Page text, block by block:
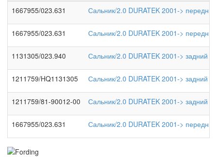
1667955/023.631
Сальник/2.0 DURATEK 2001->
1667955/023.631 Сальник/2.0 DURATEK 2001->
1131305/023.940 Сальник/2.0 DURATEK 2001-> задний
1211759/HQ1131305 Сальник/2.0 DURATEK 2001-> задний
1211759/81-90012-00 Сальник/2.0 DURATEK 2001-> задний
1667955/023.631 Сальник/2.0 DURATEK 2001->